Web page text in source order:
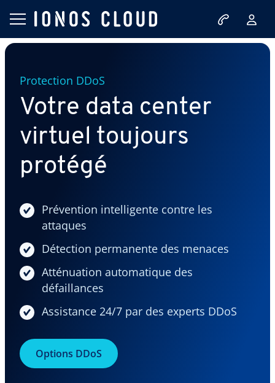
Protection DDoS
Votre data center
virtuel toujours
protégé
Prévention intelligente contre les
attaques
Détection permanente des menaces
Atténuation automatique des
défaillances
Assistance 24/7 par des experts DDoS
Options DDoS